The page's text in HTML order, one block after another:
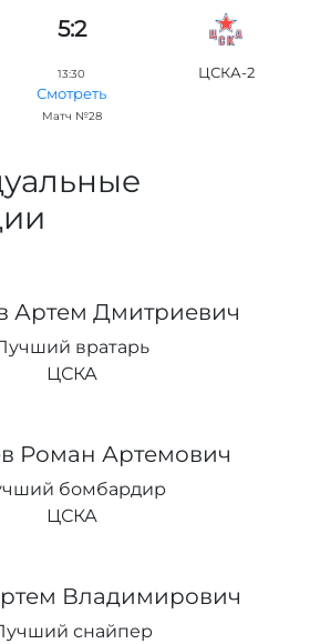
5:2
13:30
Смотреть
Матч №28
ЦСКА-2
Артем Дмитриевич
вратарь
ЦСКА
Роман Артемович
бомбардир
ЦСКА
Владимирович
снайпер